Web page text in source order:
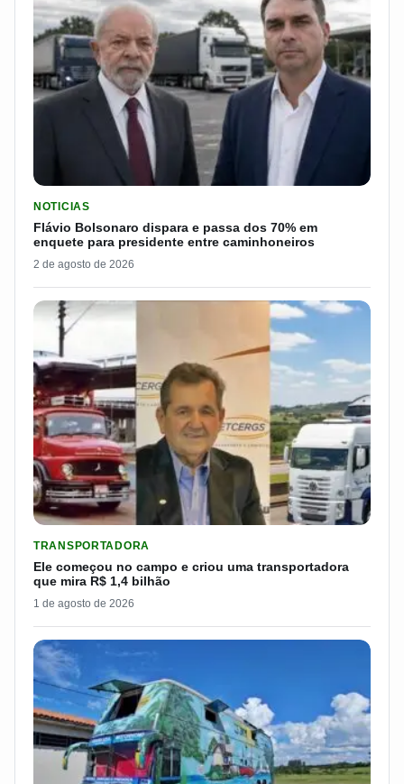
NOTICIAS
Flávio Bolsonaro dispara e passa dos 70% em
enquete para presidente entre caminhoneiros
2 de agosto de 2026
TRANSPORTADORA
Ele começou no campo e criou uma transportadora
que mira R$ 1,4 bilhão
1 de agosto de 2026